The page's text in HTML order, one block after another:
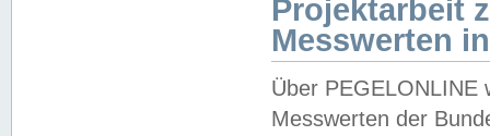
Projektarbeit
Messwerten
Über PEGELONLINE
Messwerten der